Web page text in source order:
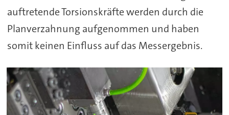
auftretende Torsionskräfte werden durch die
Planverzahnung aufgenommen und haben
somit keinen Einfluss auf das Messergebnis.